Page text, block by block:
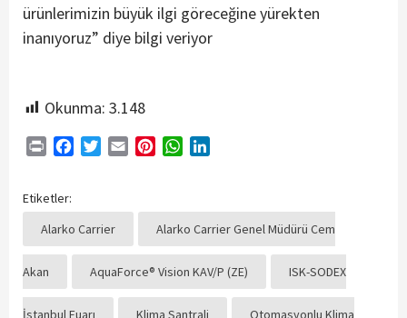
ürünlerimizin büyük ilgi göreceğine yürekten
inanıyoruz” diye bilgi veriyor
Okunma: 3.148
Print FacebookTwitterEmail PinterestWhatsApp
Etiketler:
Alarko Carrier
Alarko Carrier Genel Müdürü Cem
Akan AquaForce® Vision KAV/P (ZE) ISK-SODEX
İstanbul Fuarı Klima Santrali Otomasyonlu Klima